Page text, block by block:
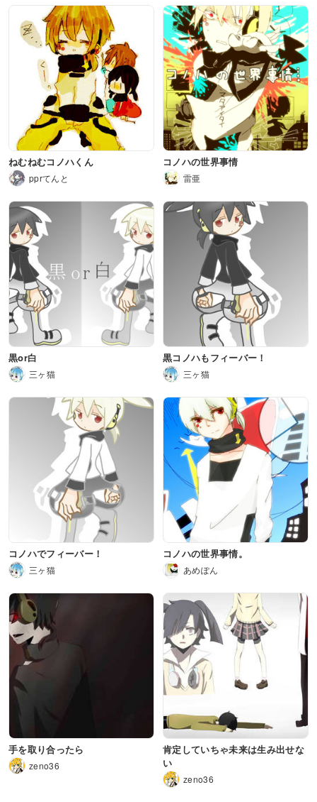
ねむねむコノハくん
pprてんと
コノハの世界事情
雷亜
黒or白
三ヶ猫
黒コノハもフィーバー！
三ヶ猫
コノハでフィーバー！
三ヶ猫
コノハの世界事情。
あめぽん
手を取り合ったら
zeno36
肯定していちゃ未来は生み出せな
い
zeno36